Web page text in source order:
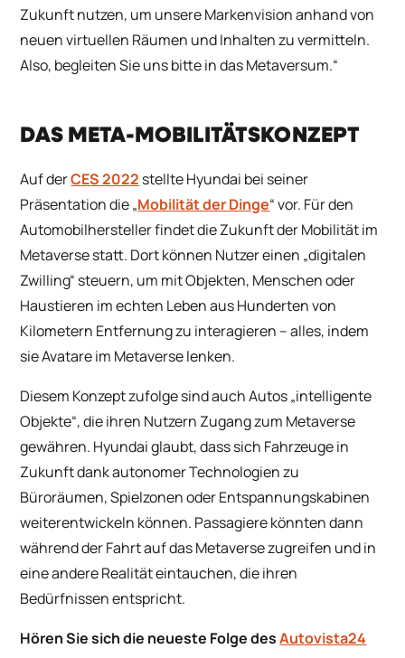
Zukunft nutzen, um unsere Markenvision anhand von
neuen virtuellen Räumen und Inhalten zu vermitteln.
Also, begleiten Sie uns bitte in das Metaversum.“
DAS META-MOBILITÄTSKONZEPT
Auf derCES 2022 stellte Hyundai bei seiner
Präsentation die „Mobilität der Dinge“ vor. Für den
Automobilhersteller findet die Zukunft der Mobilität im
Metaverse statt. Dort können Nutzer einen „digitalen
Zwilling“ steuern, um mit Objekten, Menschen oder
Haustieren im echten Leben aus Hunderten von
Kilometern Entfernung zu interagieren – alles, indem
sie Avatare im Metaverse lenken.
Diesem Konzept zufolge sind auch Autos „intelligente
Objekte“, die ihren Nutzern Zugang zum Metaverse
gewähren. Hyundai glaubt, dass sich Fahrzeuge in
Zukunft dank autonomer Technologien zu
Büroräumen, Spielzonen oder Entspannungskabinen
weiterentwickeln können. Passagiere könnten dann
während der Fahrt auf das Metaverse zugreifen und in
eine andere Realität eintauchen, die ihren
Bedürfnissen entspricht.
Hören Sie sich die neueste Folge desAutovista24